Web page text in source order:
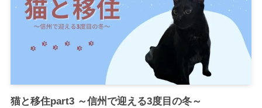
猫と移住part3 ～信州で迎える3度目の冬～